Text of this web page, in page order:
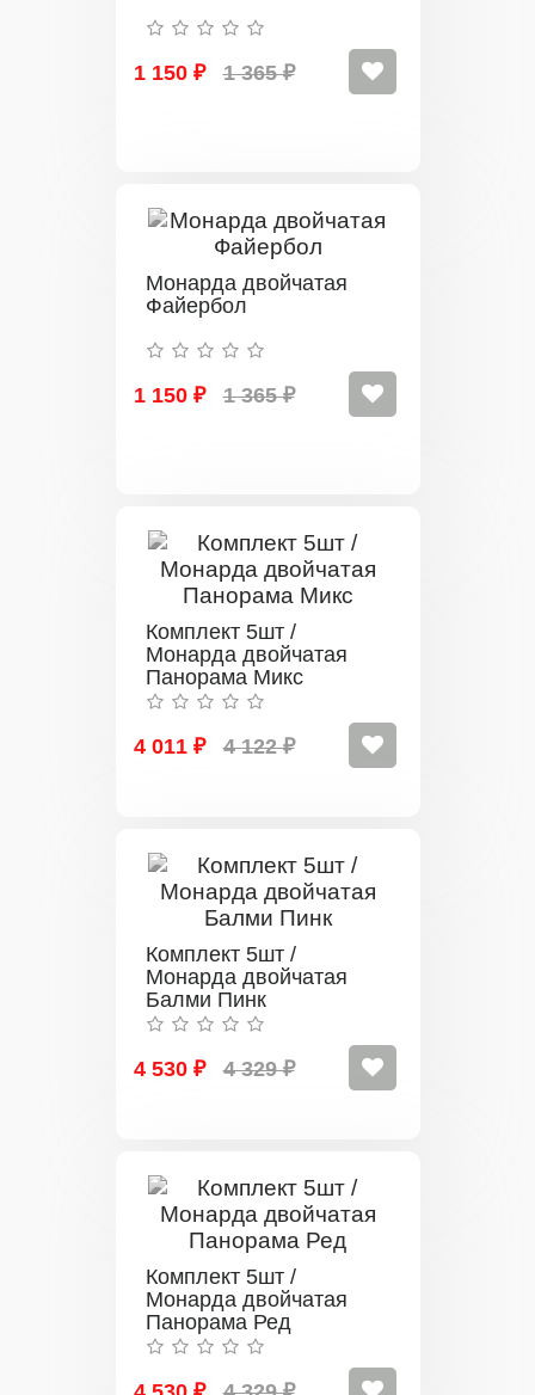
1 150 ₽ 1 365 ₽
Монарда двойчатая
Файербол
1 150 ₽ 1 365 ₽
Комплект 5шт /
Монарда двойчатая
Панорама Микс
4 011 ₽ 4 122 ₽
Комплект 5шт /
Монарда двойчатая
Балми Пинк
4 530 ₽ 4 329 ₽
Комплект 5шт /
Монарда двойчатая
Панорама Ред